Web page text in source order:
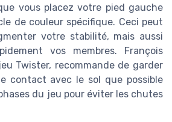
vous placez votre pied gauche
de couleur spécifique. Ceci peut
votre stabilité, mais aussi
vos membres. François
Twister, recommande de garder
contact avec le sol que possible
du jeu pour éviter les chutes